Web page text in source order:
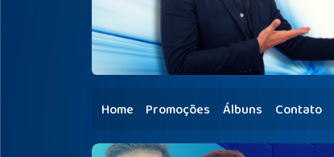
Home Promoções Álbuns Contato